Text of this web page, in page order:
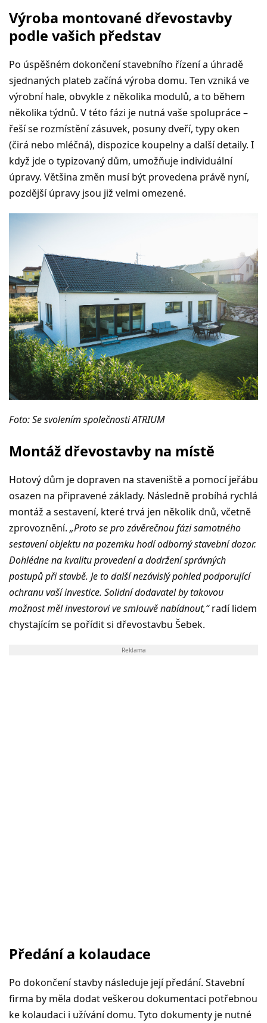
Výroba montované dřevostavby
podle vašich představ
Po úspěšném dokončení stavebního řízení a úhradě
sjednaných plateb začíná výroba domu. Ten vzniká ve
výrobní hale, obvykle z několika modulů, a to během
několika týdnů. V této fázi je nutná vaše spolupráce –
řeší se rozmístění zásuvek, posuny dveří, typy oken
(čirá nebo mléčná), dispozice koupelny a další detaily. I
když jde o typizovaný dům, umožňuje individuální
úpravy. Většina změn musí být provedena právě nyní,
pozdější úpravy jsou již velmi omezené.
Foto: Se svolením společnosti ATRIUM
Montáž dřevostavby na místě
Hotový dům je dopraven na staveniště a pomocí jeřábu
osazen na připravené základy. Následně probíhá rychlá
montáž a sestavení, které trvá jen několik dnů, včetně
zprovoznění. „Proto se pro závěrečnou fázi samotného
sestavení objektu na pozemku hodí odborný stavební dozor.
Dohlédne na kvalitu provedení a dodržení správných
postupů při stavbě. Je to další nezávislý pohled podporující
ochranu vaší investice. Solidní dodavatel by takovou
možnost měl investorovi ve smlouvě nabídnout,“radí lidem
chystajícím se pořídit si dřevostavbu Šebek.
Reklama
Předání a kolaudace
Po dokončení stavby následuje její předání. Stavební
firma by měla dodat veškerou dokumentaci potřebnou
ke kolaudaci i užívání domu. Tyto dokumenty je nutné